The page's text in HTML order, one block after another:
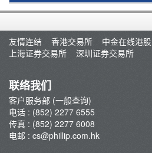
买卖衍生产品须知
开设户口
查询及支援
转入股票
孖展及利率
佣金及收费资料
表格下载
友情连结
香港交易所 中金在线港股
上海证券交易所
深圳证券交易所
联络我们
客户服务部 (一般查询)
电话 : (852) 2277 6555
传真 : (852) 2277 6008
电邮 : cs@phillip.com.hk